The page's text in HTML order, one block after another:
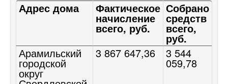
Адрес дома
Фактическое
начисление
всего, руб.
Собрано
средств
всего,
руб.
Арамильский
городской
округ
3 867 647,36 3 544
059,78